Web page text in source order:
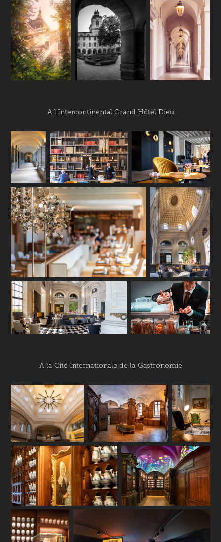
A l'Intercontinental Grand Hôtel Dieu
A la Cité Internationale de la Gastronomie